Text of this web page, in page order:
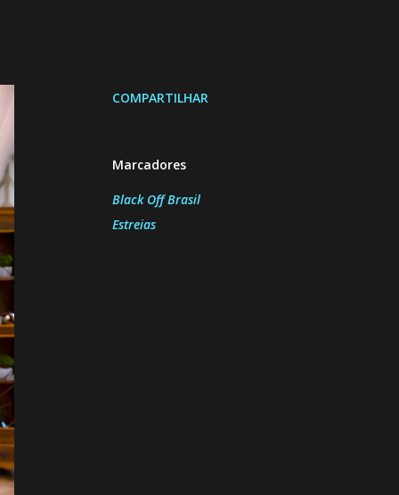
COMPARTILHAR
Marcadores
Black Off Brasil
Estreias